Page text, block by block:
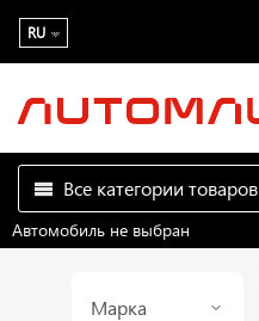
RU
Все категории товаров
Автомобиль не выбран
Марка